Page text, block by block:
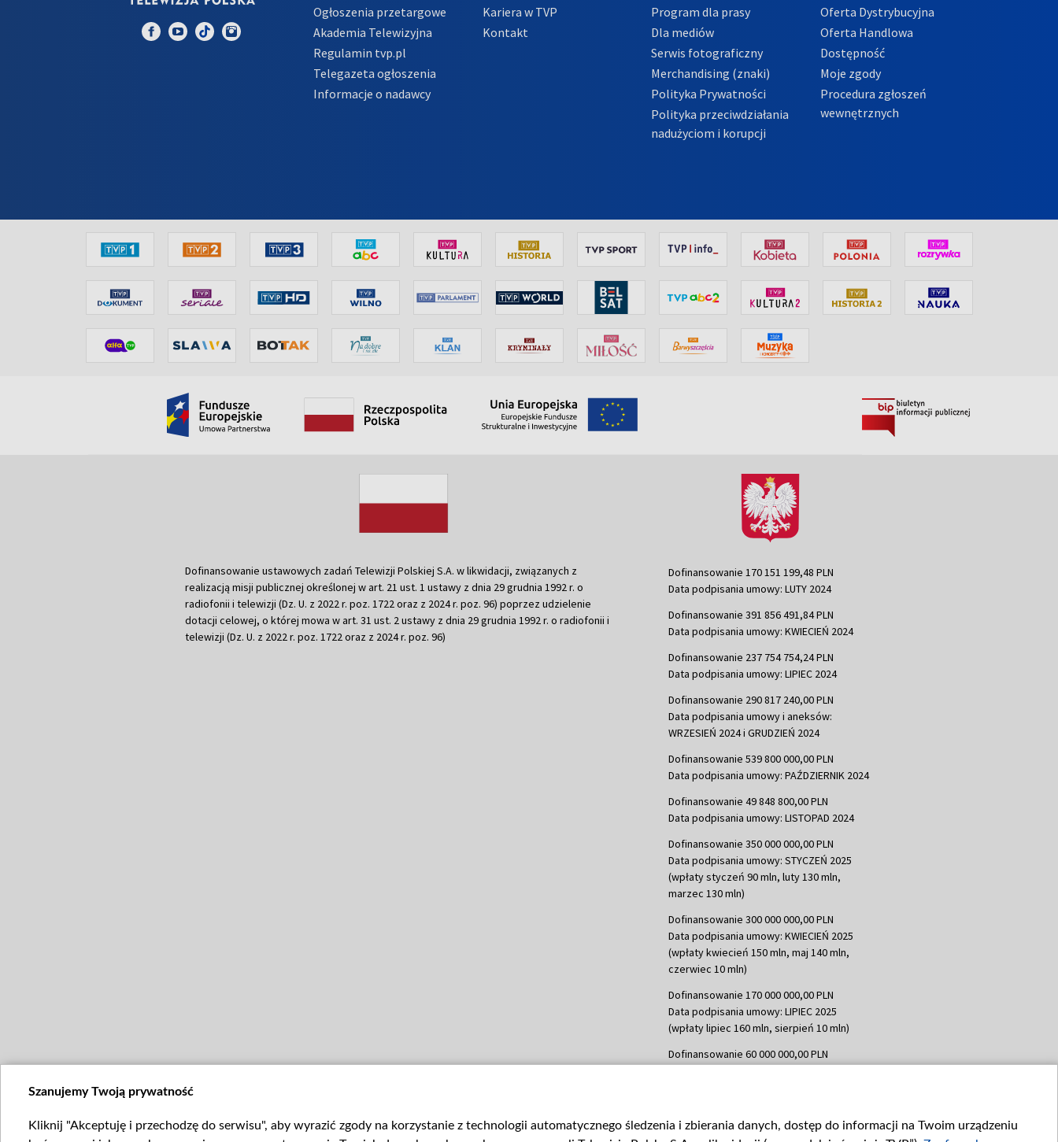
Ogłoszenia przetargowe
Akademia Telewizyjna
Regulamin tvp.pl
Telegazeta ogłoszenia
Informacje o nadawcy
Kariera w TVP
Kontakt
Program dla prasy
Dla mediów
Serwis fotograficzny
Merchandising (znaki)
Polityka Prywatności
Polityka przeciwdziałania
nadużyciom i korupcji
Oferta Dystrybucyjna
Oferta Handlowa
Dostępność
Moje zgody
Procedura zgłoszeń
wewnętrznych
Dofinansowanie ustawowych zadań Telewizji Polskiej S.A. w likwidacji, związanych z
realizacją misji publicznej określonej w art. 21 ust. 1 ustawy z dnia 29 grudnia 1992 r. o
radiofonii i telewizji (Dz. U. z 2022 r. poz. 1722 oraz z 2024 r. poz. 96) poprzez udzielenie
dotacji celowej, o której mowa w art. 31 ust. 2 ustawy z dnia 29 grudnia 1992 r. o radiofonii i
telewizji (Dz. U. z 2022 r. poz. 1722 oraz z 2024 r. poz. 96)
Dofinansowanie 170 151 199,48 PLN
Data podpisania umowy: LUTY 2024
Dofinansowanie 391 856 491,84 PLN
Data podpisania umowy: KWIECIEŃ 2024
Dofinansowanie 237 754 754,24 PLN
Data podpisania umowy: LIPIEC 2024
Dofinansowanie 290 817 240,00 PLN
Data podpisania umowy i aneksów:
WRZESIEŃ 2024 i GRUDZIEŃ 2024
Dofinansowanie 539 800 000,00 PLN
Data podpisania umowy: PAŹDZIERNIK 2024
Dofinansowanie 49 848 800,00 PLN
Data podpisania umowy: LISTOPAD 2024
Dofinansowanie 350 000 000,00 PLN
Data podpisania umowy: STYCZEŃ 2025
(wpłaty styczeń 90 mln, luty 130 mln,
marzec 130 mln)
Dofinansowanie 300 000 000,00 PLN
Data podpisania umowy: KWIECIEŃ 2025
(wpłaty kwiecień 150 mln, maj 140 mln,
czerwiec 10 mln)
Dofinansowanie 170 000 000,00 PLN
Data podpisania umowy: LIPIEC 2025
(wpłaty lipiec 160 mln, sierpień 10 mln)
Dofinansowanie 60 000 000,00 PLN
Data podpisania umowy: WRZESIEŃ 2025
Szanujemy Twoją prywatność
Kliknij "Akceptuję i przechodzę do serwisu", aby wyrazić zgody na korzystanie z technologii automatycznego śledzenia i zbierania danych, dostęp do informacji na Twoim urządzeniu